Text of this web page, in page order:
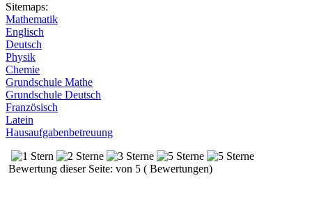
Sitemaps:
Mathematik
Englisch
Deutsch
Physik
Chemie
Grundschule Mathe
Grundschule Deutsch
Französisch
Latein
Hausaufgabenbetreuung
Bewertung dieser Seite: von 5 ( Bewertungen)